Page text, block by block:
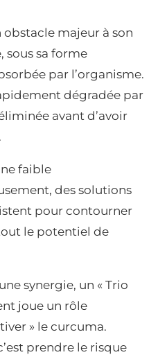
obstacle majeur à son
sous sa forme
par l’organisme.
dégradée par
avant d’avoir
faible
des solutions
pour contourner
le potentiel de
synergie, un « Trio
joue un rôle
» le curcuma.
prendre le risque